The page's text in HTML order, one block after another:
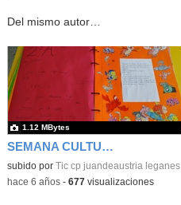
Del mismo autor…
SEMANA CULTURAL DE LOS CUENTOS 45
subido por Tic cp juandeaustria leganes
1.12 MBytes
-hace 6 años- 677visualizaciones